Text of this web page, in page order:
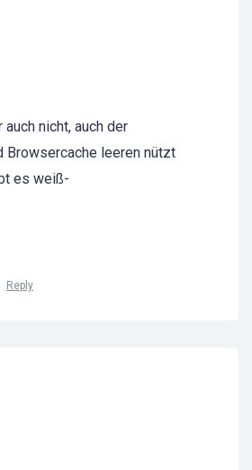
nicht, auch der
Browsercache leeren nützt
es weiß-
Reply